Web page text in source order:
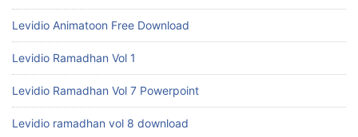
Levidio Animatoon Free Download
Levidio Ramadhan Vol 1
Levidio Ramadhan Vol 7 Powerpoint
Levidio ramadhan vol 8 download